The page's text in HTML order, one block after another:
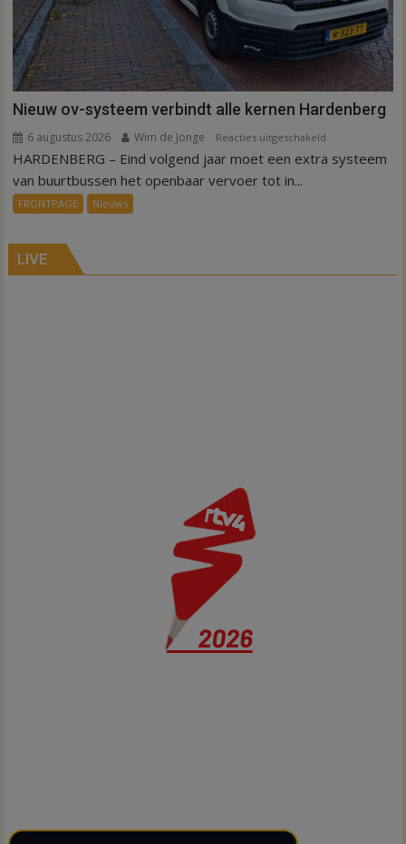
Nieuw ov-systeem verbindt alle kernen Hardenberg
6 augustus 2026 Wim de Jonge Reacties uitgeschakeld
Nieuw
Hardenberg
HARDENBERG – Eind volgend jaar moet een extra systeem
van buurtbussen het openbaar vervoer tot in...
FRONTPAGE Nieuws
LIVE